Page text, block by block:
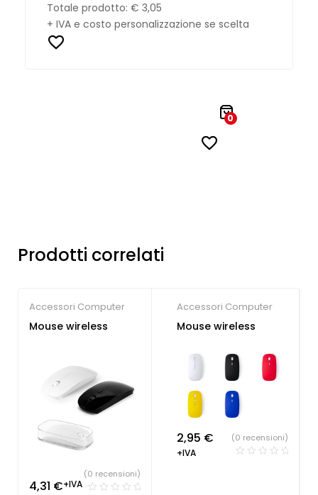
Totale prodotto: € 3,05
+ IVA e costo personalizzazione se scelta
0
Prodotti correlati
Accessori Computer
Mouse wireless
4,31 €+IVA
(0 recensioni)
Accessori Computer
Mouse wireless
2,95 €
+IVA
(0 recensioni)